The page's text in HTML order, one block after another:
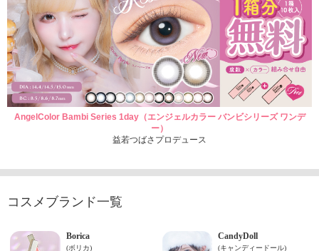
AngelColor Bambi Series 1day（エンジェルカラー バンビシリーズ ワンデ
ー）
益若つばさプロデュース
コスメブランド一覧